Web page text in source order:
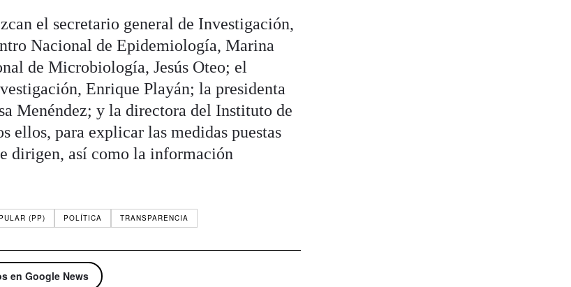
el secretario general de Investigación,
Nacional de Epidemiología, Marina
de Microbiología, Jesús Oteo; el
Enrique Playán; la presidenta
Menéndez; y la directora del Instituto de
ellos, para explicar las medidas puestas
dirigen, así como la información
(PP) POLÍTICA TRANSPARENCIA
en Google News